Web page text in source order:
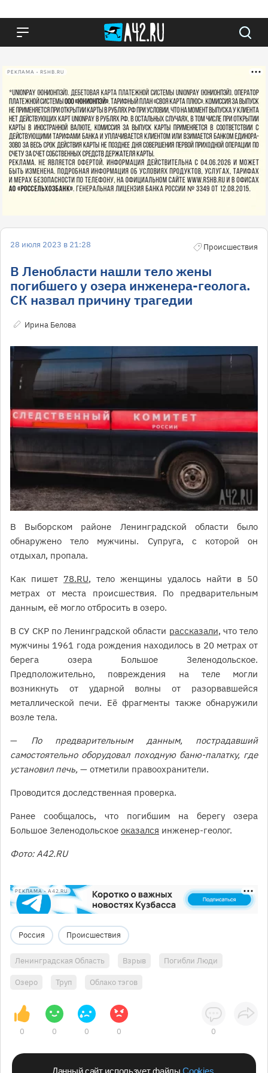
Данный сайт использует файлыCookies
РЕКЛАМА • RSHB.RU
28 июля 2023 в 21:28 Происшествия
В Ленобласти нашли тело жены
погибшего у озера инженера-геолога.
СК назвал причину трагедии
Ирина Белова
В Выборском районе Ленинградской области было
обнаружено тело мужчины. Супруга, с которой он
отдыхал, пропала.
Как пишет 78.RU, тело женщины удалось найти в 50
метрах от места происшествия. По предварительным
данным, её могло отбросить в озеро.
В СУ СКР по Ленинградской области рассказали, что тело
мужчины 1961 года рождения находилось в 20 метрах от
берега озера Большое Зеленодольское.
Предположительно, повреждения на теле могли
возникнуть от ударной волны от разорвавшейся
металлической печи. Её фрагменты также обнаружили
возле тела.
— По предварительным данным, пострадавший
самостоятельно оборудовал походную баню-палатку, где
установил печь, — отметили правоохранители.
Проводится доследственная проверка.
Ранее сообщалось, что погибшим на берегу озера
Большое Зеленодольское оказался инженер-геолог.
Фото: A42.RU
РЕКЛАМА • A42.RU
Россия Происшествия
Ленинградская Область Взрыв Погибли Люди
Озеро Труп Облако тэгов
0 0 0 0 0